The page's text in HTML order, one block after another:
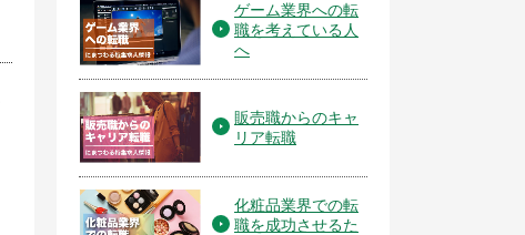
ゲーム業界への転
職を考えている人
へ
販売職からのキャ
リア転職
化粧品業界での転
職を成功させるた